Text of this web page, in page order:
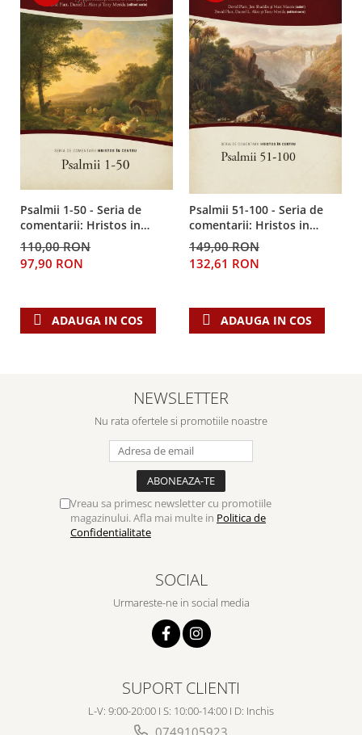
Despre afaceri
Dezvoltare personala
Leadership
Mediu
Sanatate / nutritie
Psalmii 1-50 - Seria de
comentarii: Hristos in
centru
110,00 RON
97,90 RON
ADAUGA IN COS
Psalmii 51-100 - Seria de
comentarii: Hristos in
centru
149,00 RON
132,61 RON
ADAUGA IN COS
NEWSLETTER
Nu rata ofertele si promotiile noastre
Vreau sa primesc newsletter cu promotiile
magazinului. Afla mai multe in Politica de
Confidentialitate
SOCIAL
Urmareste-ne in social media
SUPORT CLIENTI
L-V: 9:00-20:00 I S: 10:00-14:00 I D: Inchis